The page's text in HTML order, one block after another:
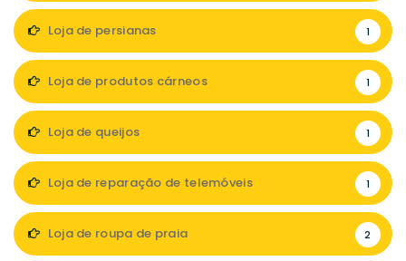
Loja de persianas 1
Loja de produtos cárneos 1
Loja de queijos 1
Loja de reparação de telemóveis 1
Loja de roupa de praia 2